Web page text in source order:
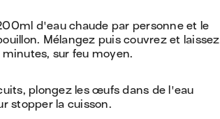
d'eau chaude par personne et le
Mélangez puis couvrez et laissez
sur feu moyen.
plongez les œufs dans de l'eau
stopper la cuisson.